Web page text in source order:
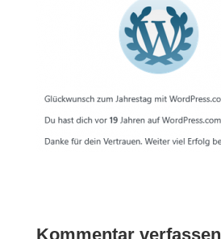
Kommentar verfassen